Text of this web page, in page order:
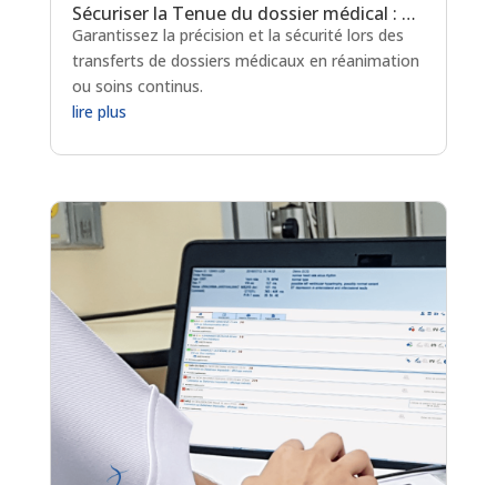
Sécuriser la Tenue du dossier médical : Gestion de la Reprise des Données en réanimation
Garantissez la précision et la sécurité lors des
transferts de dossiers médicaux en réanimation
ou soins continus.
lire plus